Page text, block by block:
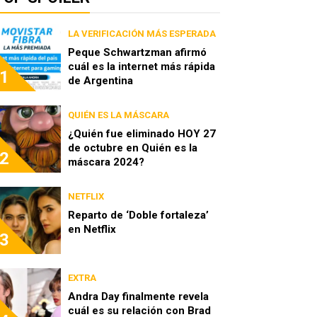
1
LA VERIFICACIÓN MÁS ESPERADA
Peque Schwartzman afirmó
cuál es la internet más rápida
de Argentina
2
QUIÉN ES LA MÁSCARA
¿Quién fue eliminado HOY 27
de octubre en Quién es la
máscara 2024?
3
NETFLIX
Reparto de ‘Doble fortaleza’
en Netflix
EXTRA
Andra Day finalmente revela
cuál es su relación con Brad